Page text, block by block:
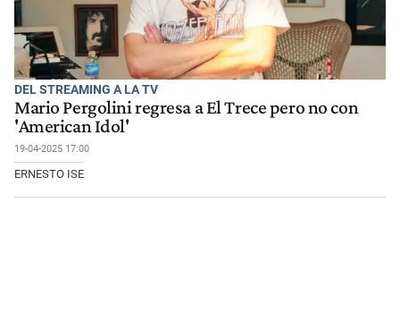
DEL STREAMING A LA TV
Mario Pergolini regresa a El Trece pero no con
'American Idol'
19-04-2025 17:00
ERNESTO ISE